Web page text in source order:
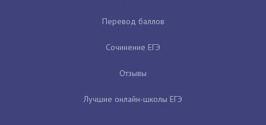
Перевод баллов
Сочинение ЕГЭ
Отзывы
Лучшие онлайн-школы ЕГЭ